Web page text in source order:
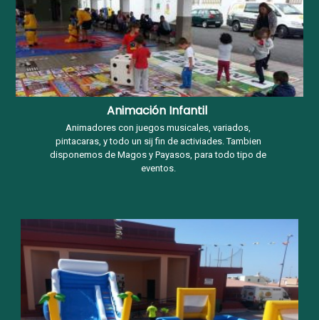
Animación Infantil
Animadores con juegos musicales, variados,
pintacaras, y todo un sij fin de activiades. Tambien
disponemos de Magos y Payasos, para todo tipo de
eventos.